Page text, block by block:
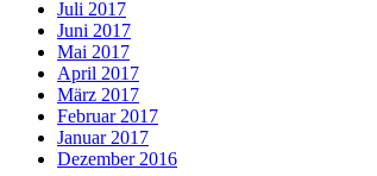
Juli 2017
Juni 2017
Mai 2017
April 2017
März 2017
Februar 2017
Januar 2017
Dezember 2016